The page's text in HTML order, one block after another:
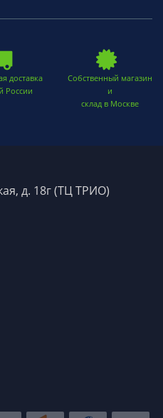
доставка
России
Собственный магазин
и
склад в Москве
д. 18г (ТЦ ТРИО)